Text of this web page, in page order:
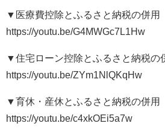
▼医療費控除とふるさと納税の併用
https://youtu.be/G4MWGc7L1Hw
▼住宅ローン控除とふるさと納税の
https://youtu.be/ZYm1NlQKqHw
▼育休・産休とふるさと納税の併用
https://youtu.be/c4xkOEi5a7w